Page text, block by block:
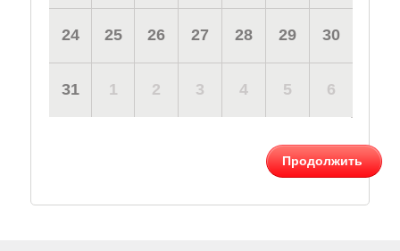
24 25 26 27 28 29 30
31 1 2 3 4 5 6
Продолжить